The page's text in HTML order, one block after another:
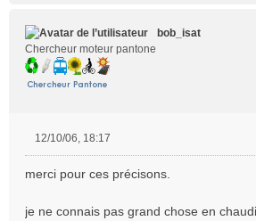
bob_isat
Chercheur moteur pantone
s
a
12/10/06, 18:17
merci pour ces précisons.
je ne connais pas grand chose en